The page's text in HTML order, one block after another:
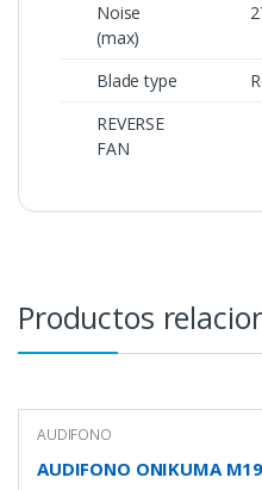
Noise
(max)
Blade type
REVERSE
FAN
Productos
AUDIFONO
AUDIFONO ONIKUMA